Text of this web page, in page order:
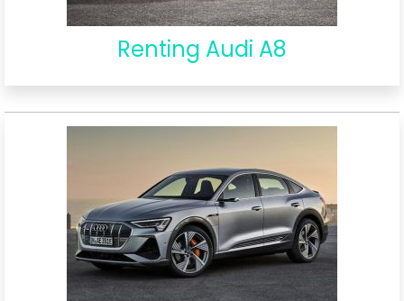
Renting Audi A8